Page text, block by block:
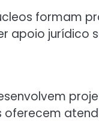
formam
apoio jurídico